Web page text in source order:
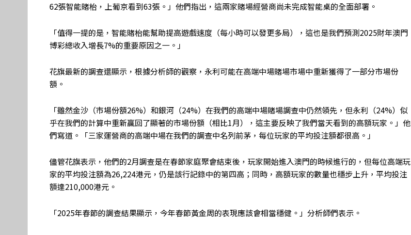
62張智能賭枱，上葡京看到63張。」他們指出，這兩家賭場經營商尚未完成智能桌的全面部署。
「值得一提的是，智能賭枱能幫助提高遊戲速度（每小時可以發更多局），這也是我們預測2025財年澳門
博彩總收入增長7%的重要原因之一。」
花旗最新的調查還顯示，根據分析師的觀察，永利可能在高端中場賭場市場中重新獲得了一部分市場份
額。
「雖然金沙（市場份額26%）和銀河（24%）在我們的高端中場賭場調查中仍然領先，但永利（24%）似
乎在我們的計算中重新贏回了顯著的市場份額（相比1月），這主要反映了我們當天看到的高額玩家。」他
們寫道。「三家運營商的高端中場在我們的調查中名列前茅，每位玩家的平均投注額都很高。」
儘管花旗表示，他們的2月調查是在春節家庭聚會結束後，玩家開始進入澳門的時候進行的，但每位高端玩
家的平均投注額為26,224港元，仍是該行記錄中的第四高；同時，高額玩家的數量也穩步上升，平均投注
額達210,000港元。
「2025年春節的調查結果顯示，今年春節黃金周的表現應該會相當穩健。」分析師們表示。